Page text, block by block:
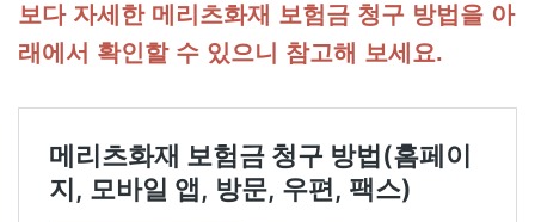
보다 자세한 메리츠화재 보험금 청구 방법을 아
래에서 확인할 수 있으니 참고해 보세요.